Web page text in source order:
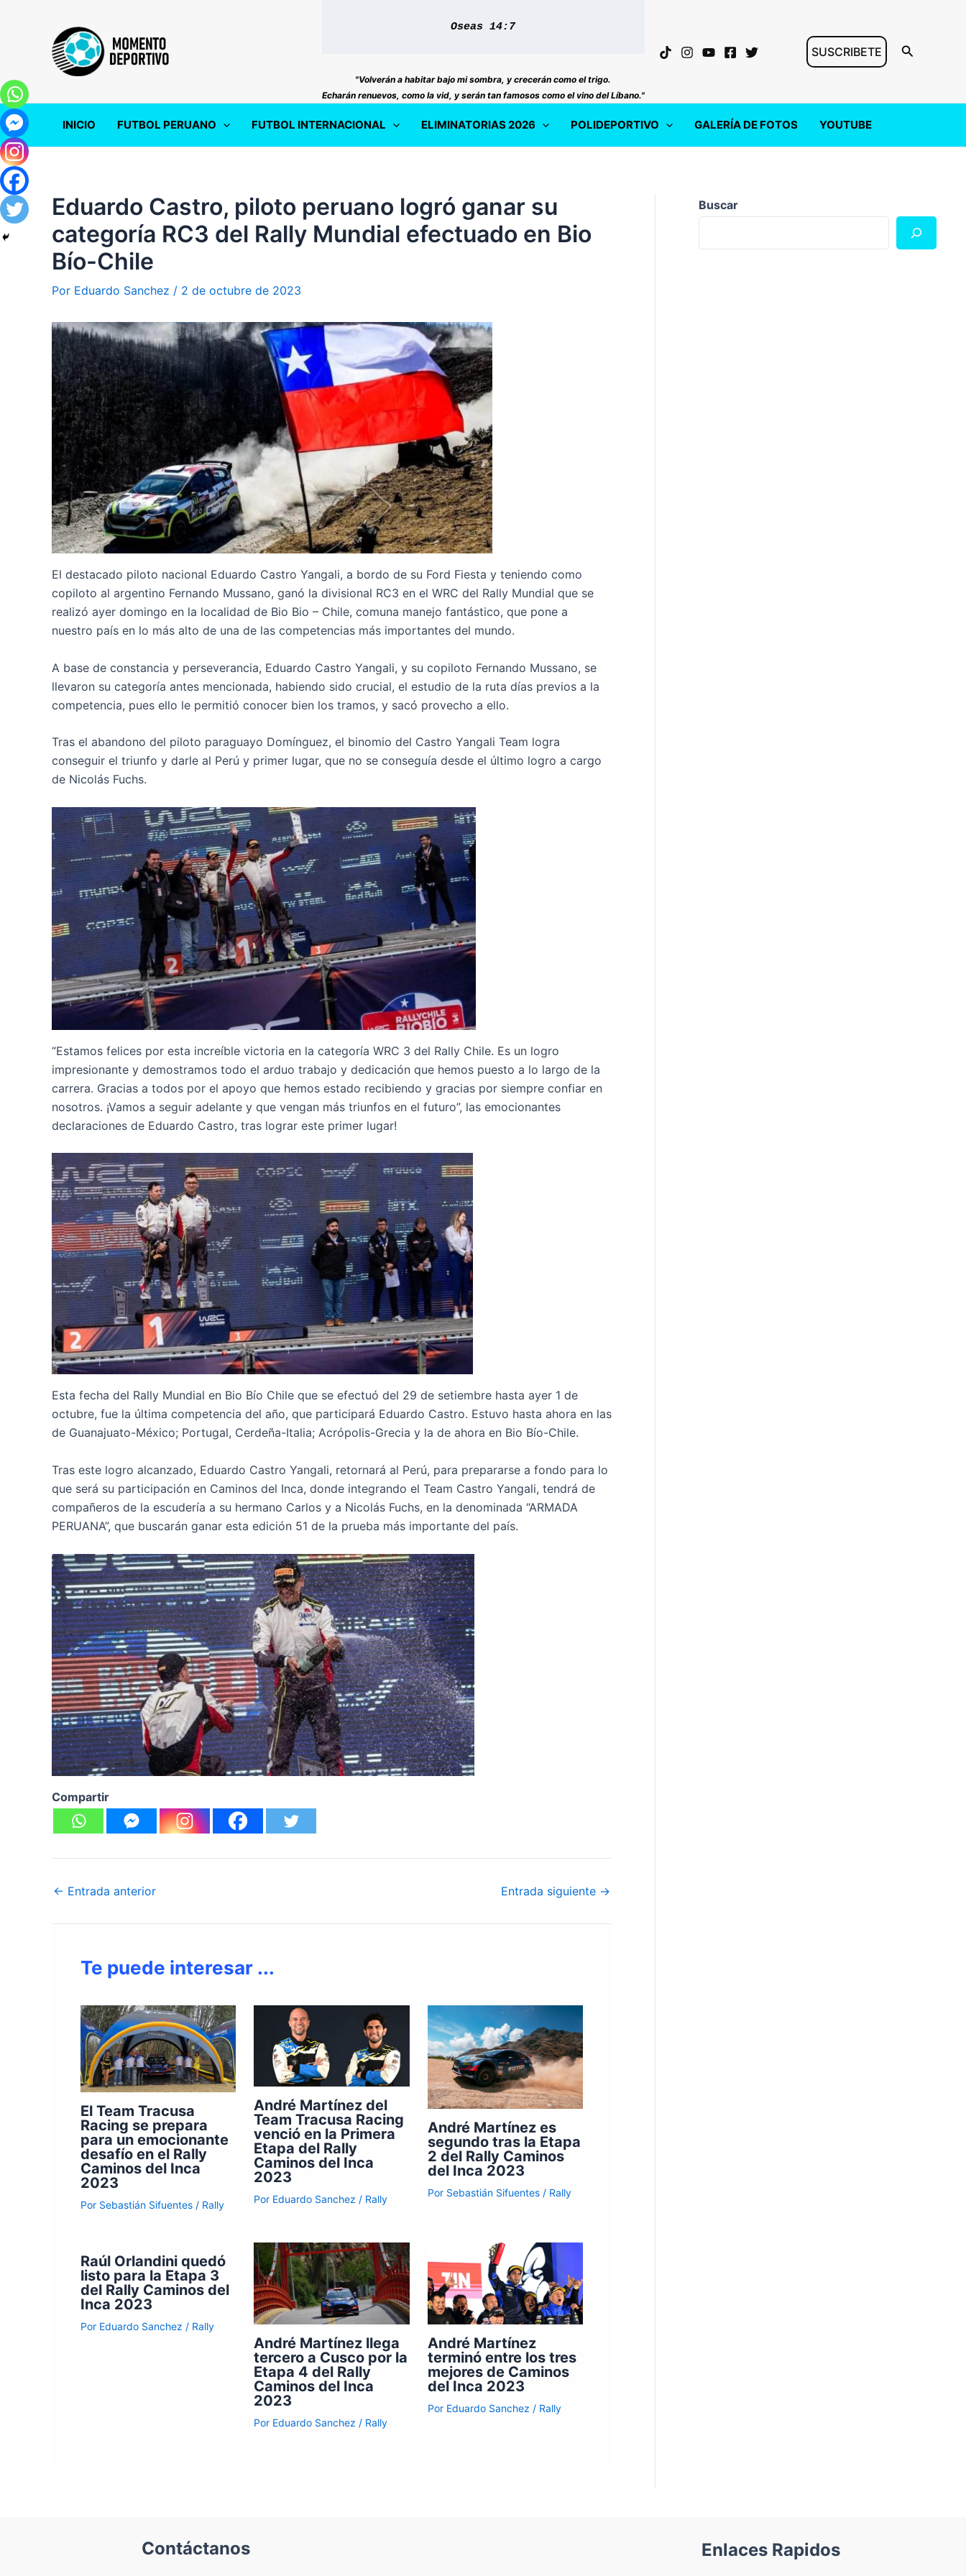
contenido
Oseas 14:7
"Volverán a habitar bajo mi sombra, y crecerán como el trigo.
Echarán renuevos, como la vid, y serán tan famosos como el vino del Líbano."
SUSCRIBETE Buscar
INICIO FUTBOL PERUANO FUTBOL INTERNACIONAL ELIMINATORIAS 2026 POLIDEPORTIVO GALERÍA DE FOTOS YOUTUBE
Eduardo Castro, piloto peruano logró ganar su
categoría RC3 del Rally Mundial efectuado en Bio
Bío-Chile
Por Eduardo Sanchez / 2 de octubre de 2023
El destacado piloto nacional Eduardo Castro Yangali, a bordo de su Ford Fiesta y teniendo como
copiloto al argentino Fernando Mussano, ganó la divisional RC3 en el WRC del Rally Mundial que se
realizó ayer domingo en la localidad de Bio Bio – Chile, comuna manejo fantástico, que pone a
nuestro país en lo más alto de una de las competencias más importantes del mundo.
A base de constancia y perseverancia, Eduardo Castro Yangali, y su copiloto Fernando Mussano, se
llevaron su categoría antes mencionada, habiendo sido crucial, el estudio de la ruta días previos a la
competencia, pues ello le permitió conocer bien los tramos, y sacó provecho a ello.
Tras el abandono del piloto paraguayo Domínguez, el binomio del Castro Yangali Team logra
conseguir el triunfo y darle al Perú y primer lugar, que no se conseguía desde el último logro a cargo
de Nicolás Fuchs.
“Estamos felices por esta increíble victoria en la categoría WRC 3 del Rally Chile. Es un logro
impresionante y demostramos todo el arduo trabajo y dedicación que hemos puesto a lo largo de la
carrera. Gracias a todos por el apoyo que hemos estado recibiendo y gracias por siempre confiar en
nosotros. ¡Vamos a seguir adelante y que vengan más triunfos en el futuro”, las emocionantes
declaraciones de Eduardo Castro, tras lograr este primer lugar!
Esta fecha del Rally Mundial en Bio Bío Chile que se efectuó del 29 de setiembre hasta ayer 1 de
octubre, fue la última competencia del año, que participará Eduardo Castro. Estuvo hasta ahora en las
de Guanajuato-México; Portugal, Cerdeña-Italia; Acrópolis-Grecia y la de ahora en Bio Bío-Chile.
Tras este logro alcanzado, Eduardo Castro Yangali, retornará al Perú, para prepararse a fondo para lo
que será su participación en Caminos del Inca, donde integrando el Team Castro Yangali, tendrá de
compañeros de la escudería a su hermano Carlos y a Nicolás Fuchs, en la denominada “ARMADA
PERUANA”, que buscarán ganar esta edición 51 de la prueba más importante del país.
Compartir
← Entrada anterior Entrada siguiente →
Te puede interesar ...
El Team Tracusa
Racing se prepara
para un emocionante
desafío en el Rally
Caminos del Inca
2023
Por Sebastián Sifuentes / Rally
André Martínez del
Team Tracusa Racing
venció en la Primera
Etapa del Rally
Caminos del Inca
2023
Por Eduardo Sanchez / Rally
André Martínez es
segundo tras la Etapa
2 del Rally Caminos
del Inca 2023
Por Sebastián Sifuentes / Rally
Raúl Orlandini quedó
listo para la Etapa 3
del Rally Caminos del
Inca 2023
Por Eduardo Sanchez / Rally
André Martínez llega
tercero a Cusco por la
Etapa 4 del Rally
Caminos del Inca
2023
Por Eduardo Sanchez / Rally
André Martínez
terminó entre los tres
mejores de Caminos
del Inca 2023
Por Eduardo Sanchez / Rally
Buscar
Contáctanos Enlaces Rapidos